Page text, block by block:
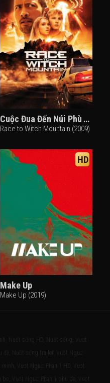
Cuộc Đua Đến Núi Phù Thủy
Race to Witch Mountain (2009)
HD
Make Up
Make Up (2019)
Nuốt sống HD, Nuốt sống, Vượt
Nuốt sống trailer, Vuot Nguc:
Vuot Nguc: Phan 1 HD, Vuot
Vuot Nguc: Phan 1 phu de, Vuot